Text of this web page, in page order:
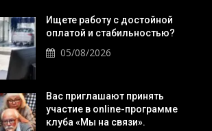
Ищете работу с достойной
оплатой и стабильностью?
05/08/2026
Вас приглашают принять
участие в online-программе
клуба «Мы на связи».